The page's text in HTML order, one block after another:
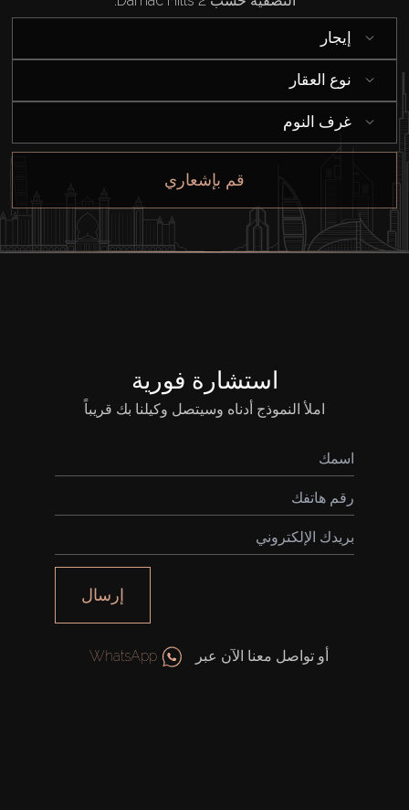
إيجار
نوع العقار
غرف النوم
قم بإشعاري
استشارة فورية
املأ النموذج أدناه وسيتصل وكيلنا بك قريباً
إرسال
أو تواصل معنا الآن عبر WhatsApp